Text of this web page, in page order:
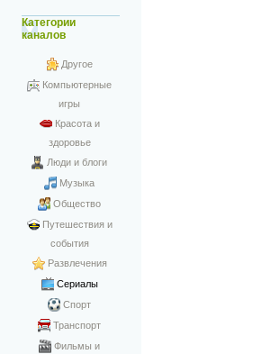
Категории
каналов
Другое
Компьютерные
игры
Красота и
здоровье
Люди и блоги
Музыка
Общество
Путешествия и
события
Развлечения
Сериалы
Спорт
Транспорт
Фильмы и